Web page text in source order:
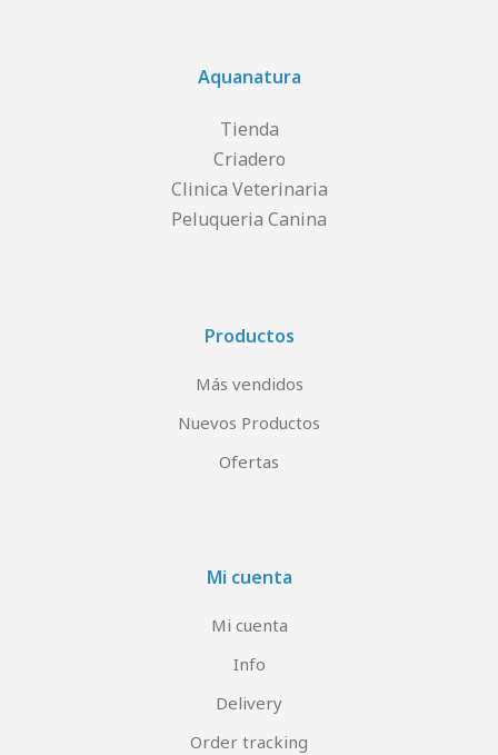
Aquanatura
Tienda
Criadero
Clinica Veterinaria
Peluqueria Canina
Productos
Más vendidos
Nuevos Productos
Ofertas
Mi cuenta
Mi cuenta
Info
Delivery
Order tracking